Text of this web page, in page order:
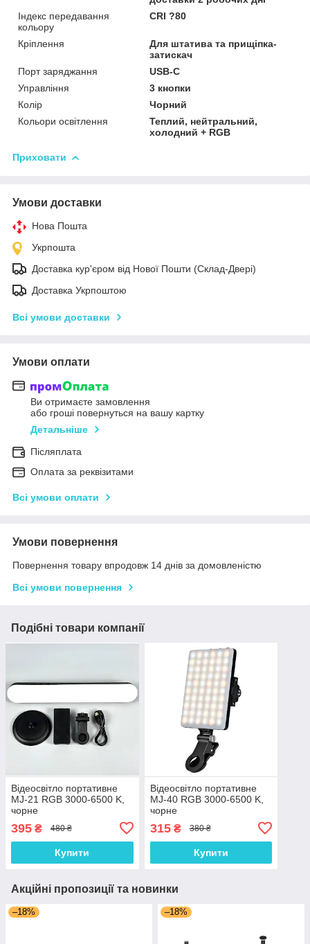
Індекс передавання
кольору
CRI ?80
Кріплення
Для штатива та прищіпка-
затискач
Порт заряджання
USB-C
Управління
3 кнопки
Колір
Чорний
Кольори освітлення
Теплий, нейтральний,
холодний + RGB
Приховати
Умови доставки
Нова Пошта
Укрпошта
Доставка кур'єром від Нової Пошти (Склад-Двері)
Доставка Укрпоштою
Всі умови доставки
Умови оплати
Ви отримаєте замовлення
або гроші повернуться на вашу картку
Детальніше
Післяплата
Оплата за реквізитами
Всі умови оплати
Умови повернення
Повернення товару впродовж 14 днів за домовленістю
Всі умови повернення
Подібні товари компанії
Відеосвітло портативне
MJ-21 RGB 3000-6500 K,
чорне
395 ₴ 480 ₴
Купити
Відеосвітло портативне
MJ-40 RGB 3000-6500 K,
чорне
315₴ 380 ₴
Купити
Акційні пропозиції та новинки
–18% –18%